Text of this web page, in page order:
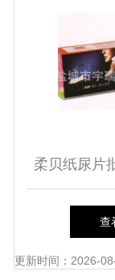
柔贝纸尿片
格与厂家
查
更新时间：2026-